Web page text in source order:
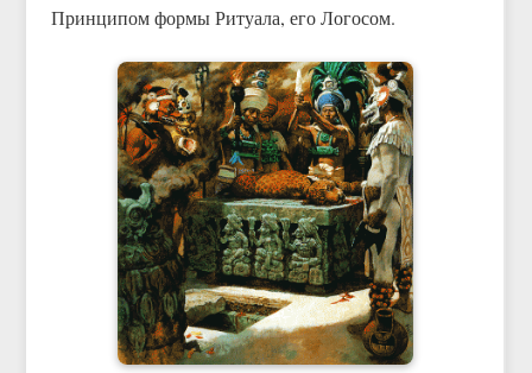
Принципом формы Ритуала, его Логосом.